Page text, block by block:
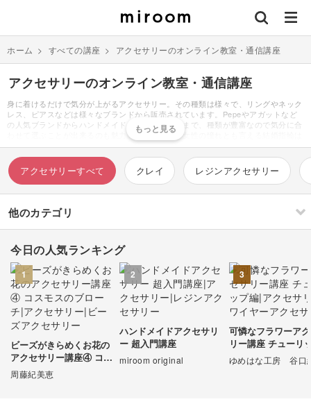
ホーム > すべての講座 > アクセサリーのオンライン教室・通信講座
アクセサリーのオンライン教室・通信講座
身に着けるだけで気分が上がるアクセサリー。その種類は様々で、リングやネック
レス、ピアスなどは様々なブランドから販売されています。Pepeやアガットなど
の人気ブランドからハンドメイドのアクセサリーまで、種類が豊富なので気分に合
わせて選ぶことが出来るのも魅力のひとつです。女性の憧れとも言える結婚指輪は
ハイブランドが選ばれることが多く、高価ではありますが、修理やリメイク・リフ
ォームに対応してもらえるというメリットもあります。ゴールドやシルバー、プラ
チナなどの高価な素材は黒ずみが出来てしまってもクリーニングに出してサビ取り
や洗浄してもらうと、元通りの輝きを取り戻します。不要になった時には買取も可
能です。日常使いのアクセサリーには、100均やハンドメイドのアクセサリーもお
すすめ。特にハンドメイドアクセサリーは価格が安いにも関わらず、本格的でハイ
ブランドと見間違うほどのクオリティの作品もたくさん販売されています。手作り
ならではの、世界に一つのアクセサリーを楽しむことができ、オリジナルの台紙や
ボックス・ポーチなどにこだわり、おしゃれに梱包されているショップも多くあり
アクセサリーすべて クレイ レジンアクセサリー
他のカテゴリ
刺繍
すべて
伝統刺繍
その他刺繍
すべて
棒針編み
かぎ針編み
ソーイング
すべて
パッチワーク
イラスト・絵画
すべて
デッサン
ミニチュア・クレイ
クラフト ドール
今日の人気ランキング
1
ビーズがきらめくお花の
アクセサリー講座④ コス
モスのブローチ
周藤紀美恵
2
ハンドメイドアクセサリ
ー 超入門講座
miroom original
3
可憐なフラワーア
リー講座 チューリ
ゆめはな工房 谷口